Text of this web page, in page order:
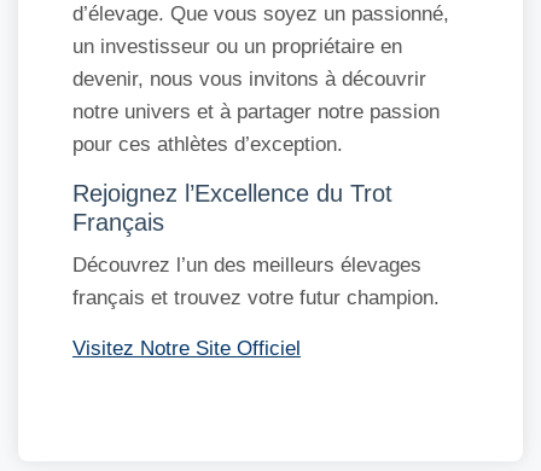
d’élevage. Que vous soyez un passionné,
un investisseur ou un propriétaire en
devenir, nous vous invitons à découvrir
notre univers et à partager notre passion
pour ces athlètes d’exception.
Rejoignez l’Excellence du Trot
Français
Découvrez l’un des meilleurs élevages
français et trouvez votre futur champion.
Visitez Notre Site Officiel